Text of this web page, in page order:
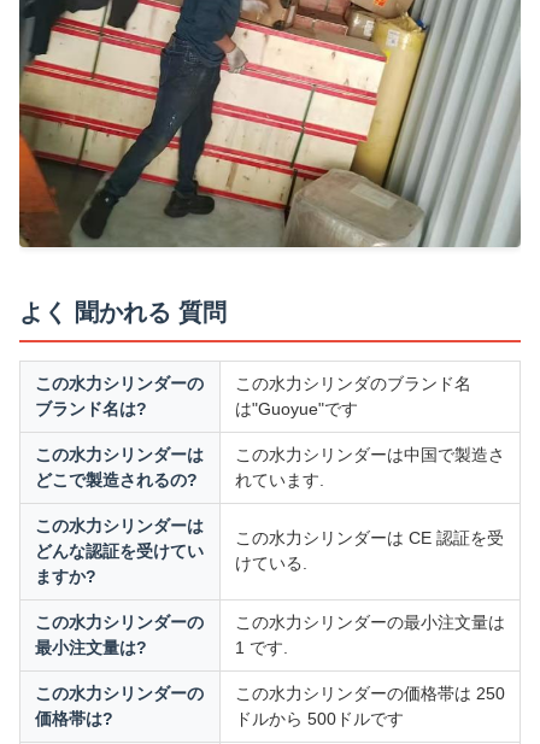
よく 聞かれる 質問
この水力シリンダーの
ブランド名は?
この水力シリンダのブランド名
は"Guoyue"です
この水力シリンダーは
どこで製造されるの?
この水力シリンダーは中国で製造さ
れています.
この水力シリンダーは
どんな認証を受けてい
ますか?
この水力シリンダーは CE 認証を受
けている.
この水力シリンダーの
最小注文量は?
この水力シリンダーの最小注文量は
1 です.
この水力シリンダーの
価格帯は?
この水力シリンダーの価格帯は 250
ドルから 500ドルです